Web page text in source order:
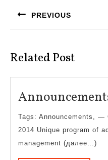
записям
PREVIOUS
Related Post
Tags: Announcements, —
2014 Unique program of
management (далее…)